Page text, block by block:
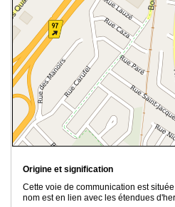
Origine et signification
Cette voie de communication est
nom est en lien avec les étendues